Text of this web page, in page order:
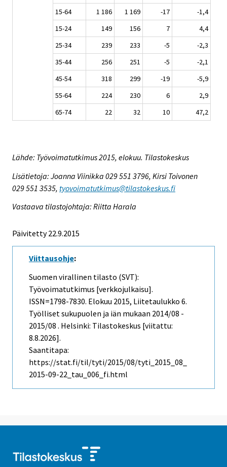
15-64
1 186 1 169 -17
-1,4
15-24
149 156 7
4,4
25-34
239 233 -5
-2,3
35-44
256 251 -5
-2,1
45-54
318 299 -19
-5,9
55-64
224 230 6
2,9
65-74
22 32 10 47,2
Lähde: Työvoimatutkimus 2015, elokuu. Tilastokeskus
Lisätietoja: Joanna Viinikka 029 551 3796, Kirsi Toivonen
029 551 3535, tyovoimatutkimus@tilastokeskus.fi
Vastaava tilastojohtaja: Riitta Harala
Päivitetty 22.9.2015
Viittausohje:
Suomen virallinen tilasto (SVT):
Työvoimatutkimus [verkkojulkaisu].
ISSN=1798-7830. Elokuu 2015, Liitetaulukko 6.
Työlliset sukupuolen ja iän mukaan 2014/08 -
2015/08 . Helsinki: Tilastokeskus [viitattu:
8.8.2026].
Saantitapa:
https://stat.fi/til/tyti/2015/08/tyti_2015_08_
2015-09-22_tau_006_fi.html